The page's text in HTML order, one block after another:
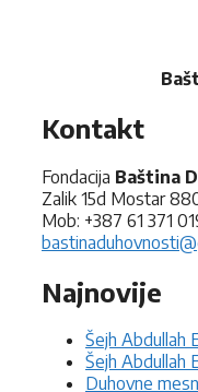
Kontakt
Fondacija Baština
Zalik 15d Mostar
Mob: +387 61 371
Najnovije
Šejh Abdullah
Šejh Abdullah
Duhovne